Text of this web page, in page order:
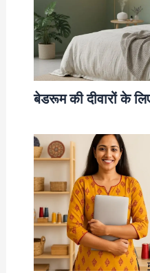
बेडरूम की दीवारों के